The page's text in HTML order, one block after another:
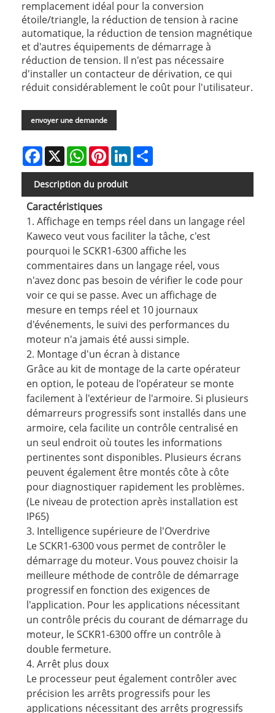
remplacement idéal pour la conversion
étoile/triangle, la réduction de tension à racine
automatique, la réduction de tension magnétique
et d'autres équipements de démarrage à
réduction de tension. Il n'est pas nécessaire
d'installer un contacteur de dérivation, ce qui
réduit considérablement le coût pour l'utilisateur.
envoyer une demande
Facebook
X WhatsAppPinterestLinkedIn
Description du produit
Caractéristiques
1. Affichage en temps réel dans un langage réel
Kaweco veut vous faciliter la tâche, c'est
pourquoi le SCKR1-6300 affiche les
commentaires dans un langage réel, vous
n'avez donc pas besoin de vérifier le code pour
voir ce qui se passe. Avec un affichage de
mesure en temps réel et 10 journaux
d'événements, le suivi des performances du
moteur n'a jamais été aussi simple.
2. Montage d'un écran à distance
Grâce au kit de montage de la carte opérateur
en option, le poteau de l'opérateur se monte
facilement à l'extérieur de l'armoire. Si plusieurs
démarreurs progressifs sont installés dans une
armoire, cela facilite un contrôle centralisé en
un seul endroit où toutes les informations
pertinentes sont disponibles. Plusieurs écrans
peuvent également être montés côte à côte
pour diagnostiquer rapidement les problèmes.
(Le niveau de protection après installation est
IP65)
3. Intelligence supérieure de l'Overdrive
Le SCKR1-6300 vous permet de contrôler le
démarrage du moteur. Vous pouvez choisir la
meilleure méthode de contrôle de démarrage
progressif en fonction des exigences de
l'application. Pour les applications nécessitant
un contrôle précis du courant de démarrage du
moteur, le SCKR1-6300 offre un contrôle à
double fermeture.
4. Arrêt plus doux
Le processeur peut également contrôler avec
précision les arrêts progressifs pour les
applications nécessitant des arrêts progressifs